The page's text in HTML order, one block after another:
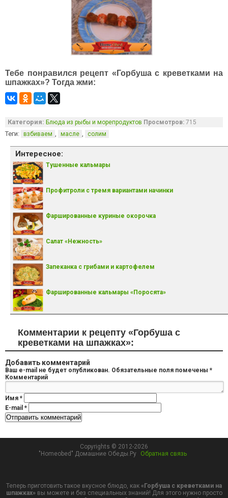
Тебе понравился рецепт «Горбуша с креветками на
шпажках»? Тогда жми:
Категория: Блюда из рыбы и морепродуктов Просмотров: 715
Теги: взбиваем масле солим
Интересное:
Тушенные кальмары
Профитроли с тремя вариантами начинки
Фаршированные куриные окорочка
Салат «Нежность»
Запеканка с грибами и картофелем
Фаршированные кальмары «Поросята»
Комментарии к рецепту «Горбуша с
креветками на шпажках»:
Добавить комментарий
Ваш e-mail не будет опубликован. Обязательные поля помечены *
Комментарий
Имя *
E-mail *
Copyrights © 2012-2026
"Homeobed" Домашние Обеды.Ру
Обратная связь
Теперь приготовить такое вкусное блюдо, как «Горбуша с креветками на
шпажках»вы можете и без специальных знаний! Для этого нужно просто